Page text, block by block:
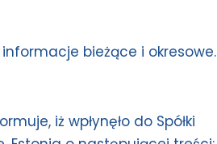
bieżące i okresowe.
iż wpłynęło do Spółki